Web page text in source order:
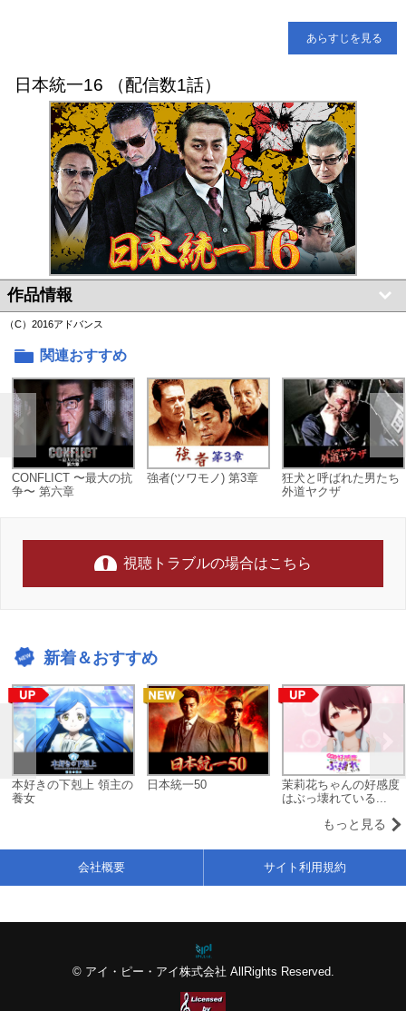
あらすじを見る
日本統一16 （配信数1話）
作品情報
（C）2016アドバンス
関連おすすめ
CONFLICT 〜最大の抗
争〜 第六章
強者(ツワモノ) 第3章
狂犬と呼ばれた男たち
外道ヤクザ
視聴トラブルの場合はこちら
新着＆おすすめ
本好きの下剋上 領主の
養女
日本統一50
茉莉花ちゃんの好感度
はぶっ壊れている...
もっと見る
© アイ・ピー・アイ株式会社 AllRights Reserved.
会社概要 サイト利用規約